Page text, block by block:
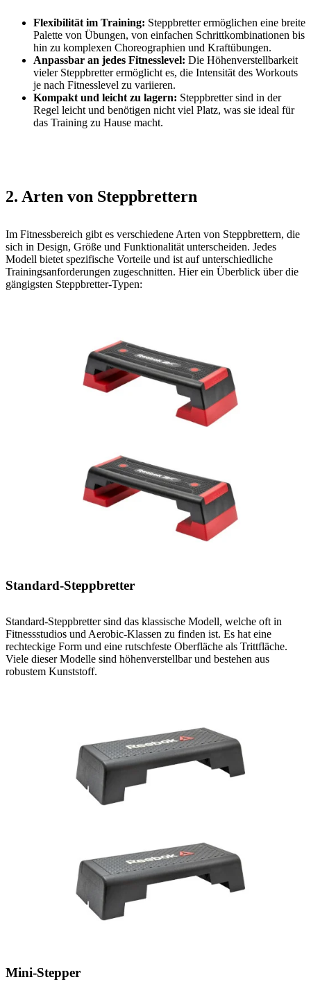
Flexibilität im Training: Steppbretter ermöglichen eine breite
Palette von Übungen, von einfachen Schrittkombinationen bis
hin zu komplexen Choreographien und Kraftübungen.
Anpassbar an jedes Fitnesslevel: Die Höhenverstellbarkeit
vieler Steppbretter ermöglicht es, die Intensität des Workouts
je nach Fitnesslevel zu variieren.
Kompakt und leicht zu lagern: Steppbretter sind in der
Regel leicht und benötigen nicht viel Platz, was sie ideal für
das Training zu Hause macht.
2. Arten von Steppbrettern
Im Fitnessbereich gibt es verschiedene Arten von Steppbrettern, die
sich in Design, Größe und Funktionalität unterscheiden. Jedes
Modell bietet spezifische Vorteile und ist auf unterschiedliche
Trainingsanforderungen zugeschnitten. Hier ein Überblick über die
gängigsten Steppbretter-Typen:
Standard-Steppbretter
Standard-Steppbretter sind das klassische Modell, welche oft in
Fitnessstudios und Aerobic-Klassen zu finden ist. Es hat eine
rechteckige Form und eine rutschfeste Oberfläche als Trittfläche.
Viele dieser Modelle sind höhenverstellbar und bestehen aus
robustem Kunststoff.
Mini-Stepper